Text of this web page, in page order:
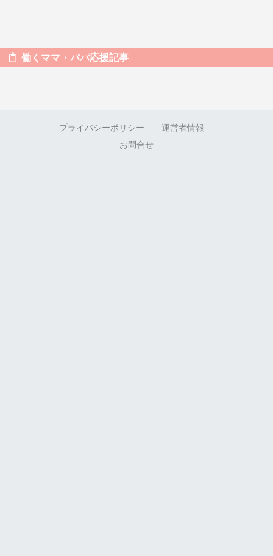
働くママ・パパ応援記事
プライバシーポリシー
運営者情報
お問合せ